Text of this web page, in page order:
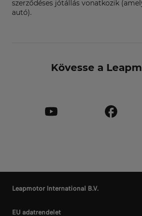
szerződéses jótállás vonatkozik
autó).
Kövesse a
Leapmotor International B.V.
EU adatrendelet